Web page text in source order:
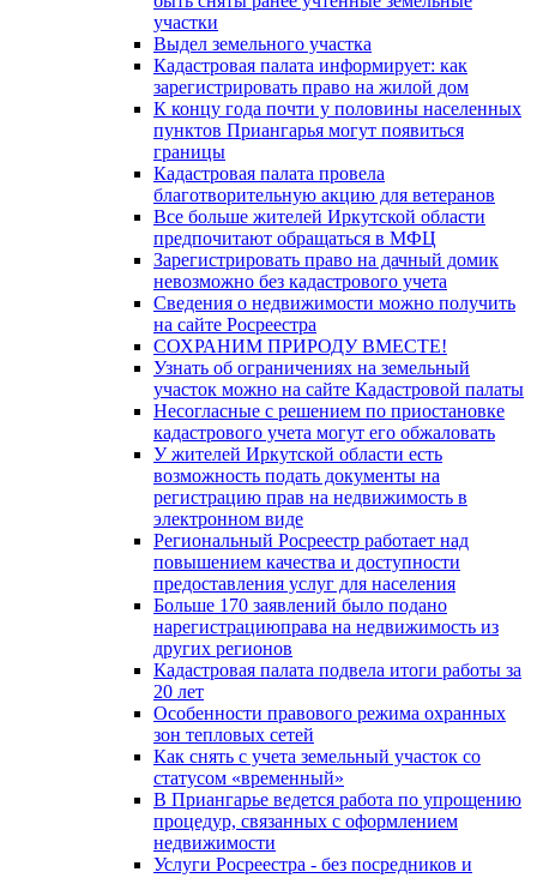
участки
Выдел земельного участка
Кадастровая палата информирует: как
зарегистрировать право на жилой дом
К концу года почти у половины населенных
пунктов Приангарья могут появиться
границы
Кадастровая палата провела
благотворительную акцию для ветеранов
Все больше жителей Иркутской области
предпочитают обращаться в МФЦ
Зарегистрировать право на дачный домик
невозможно без кадастрового учета
Сведения о недвижимости можно получить
на сайте Росреестра
СОХРАНИМ ПРИРОДУ ВМЕСТЕ!
Узнать об ограничениях на земельный
участок можно на сайте Кадастровой палаты
Несогласные с решением по приостановке
кадастрового учета могут его обжаловать
У жителей Иркутской области есть
возможность подать документы на
регистрацию прав на недвижимость в
электронном виде
Региональный Росреестр работает над
повышением качества и доступности
предоставления услуг для населения
Больше 170 заявлений было подано
нарегистрациюправа на недвижимость из
других регионов
Кадастровая палата подвела итоги работы за
20 лет
Особенности правового режима охранных
зон тепловых сетей
Как снять с учета земельный участок со
статусом «временный»
В Приангарье ведется работа по упрощению
процедур, связанных с оформлением
недвижимости
Услуги Росреестра - без посредников и